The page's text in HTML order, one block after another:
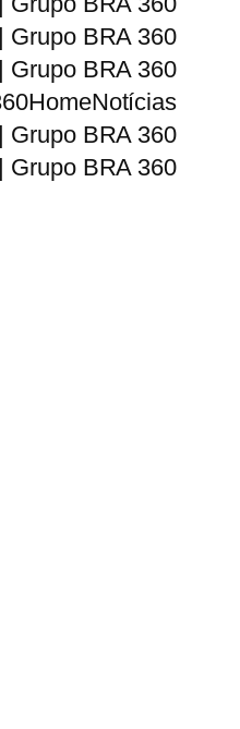
Grupo BRA 360
Grupo BRA 360
HomeNotícias
Grupo BRA 360
Grupo BRA 360